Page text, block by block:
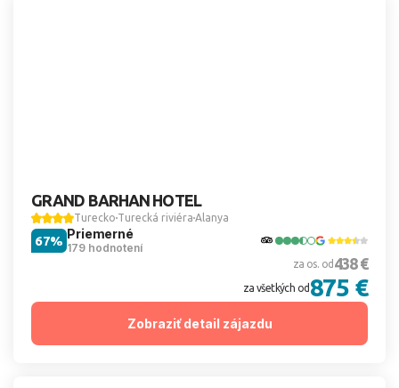
GRAND BARHAN HOTEL
Turecko Turecká riviéra Alanya
Priemerné
179 hodnotení
67%
za os. od 438 €
za všetkých od 875 €
Zobraziť detail zájazdu